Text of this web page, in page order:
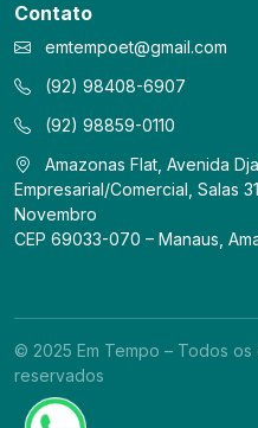
Contato
emtempoet@gmail.com
(92) 98408-6907
(92) 98859-0110
Amazonas Flat, Avenida
Empresarial/Comercial, Salas
Novembro
CEP 69033-070 – Manaus,
© 2025 Em Tempo – Todos os
reservados